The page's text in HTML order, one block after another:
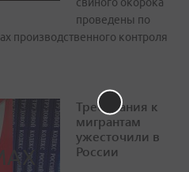
свиного окорока
проведены по
производственного контроля
Требования к
мигрантам
ужесточили в
России